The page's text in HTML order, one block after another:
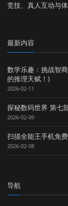
竞技、真人互动与
最新内容
数学乐趣：挑战智
的推理天赋！)
2026-02-11
探秘数码世界 第七
2026-02-09
扫描全能王手机免
2026-02-08
导航